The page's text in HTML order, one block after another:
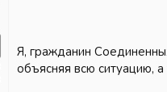
Я, гражданин
объясняя всю ситуацию,